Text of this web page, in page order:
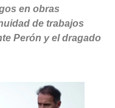
en obras
de trabajos
Perón y el dragado